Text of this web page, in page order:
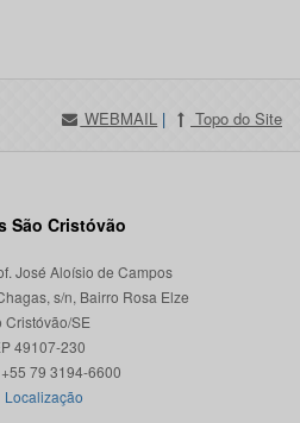
WEBMAIL | Topo do Site
São Cristóvão
José Aloísio de Campos
s/n, Bairro Rosa Elze
Cristóvão/SE
49107-230
Localização